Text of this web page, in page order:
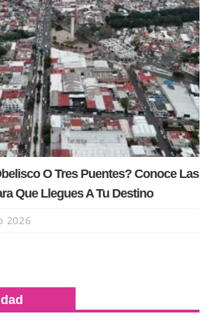
O Tres Puentes? Conoce Las
Que Llegues A Tu Destino
2026